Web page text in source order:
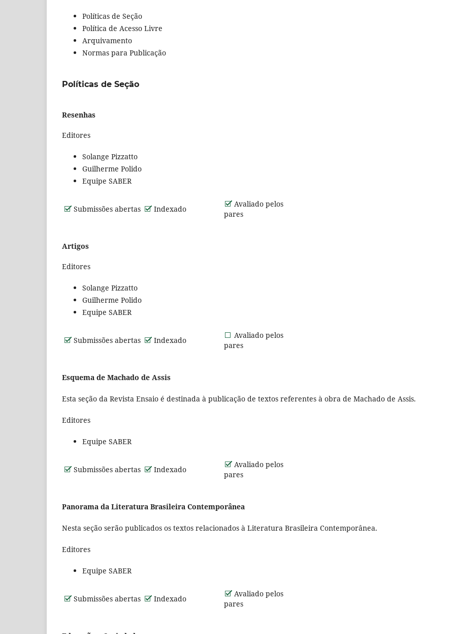
Políticas de Seção
Política de Acesso Livre
Arquivamento
Normas para Publicação
Políticas de Seção
Resenhas
Editores
Solange Pizzatto
Guilherme Polido
Equipe SABER
Submissões abertas Indexado
Avaliado pelos
pares
Artigos
Editores
Solange Pizzatto
Guilherme Polido
Equipe SABER
Submissões abertas Indexado
Avaliado pelos
pares
Esquema de Machado de Assis
Esta seção da Revista Ensaio é destinada à publicação de textos referentes à obra de Machado de Assis.
Editores
Equipe SABER
Submissões abertas Indexado
Avaliado pelos
pares
Panorama da Literatura Brasileira Contemporânea
Nesta seção serão publicados os textos relacionados à Literatura Brasileira Contemporânea.
Editores
Equipe SABER
Submissões abertas Indexado
Avaliado pelos
pares